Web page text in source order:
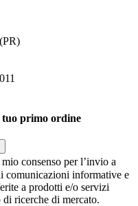
primo ordine
consenso per l’invio a
comunicazioni informative e
a prodotti e/o servizi
ricerche di mercato.